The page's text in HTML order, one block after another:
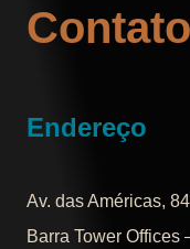
Contato
Endereço
Av. das Américas,
Barra Tower Offices